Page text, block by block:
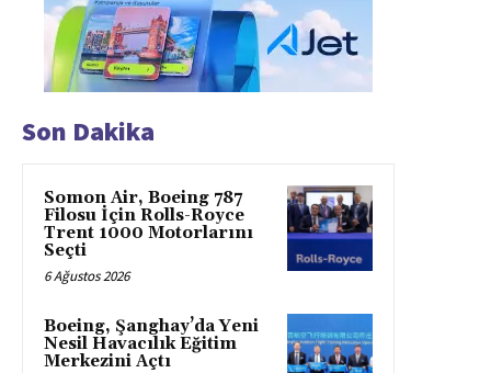
Son Dakika
Somon Air, Boeing 787
Filosu İçin Rolls-Royce
Trent 1000 Motorlarını
Seçti
6 Ağustos 2026
Boeing, Şanghay’da Yeni
Nesil Havacılık Eğitim
Merkezini Açtı